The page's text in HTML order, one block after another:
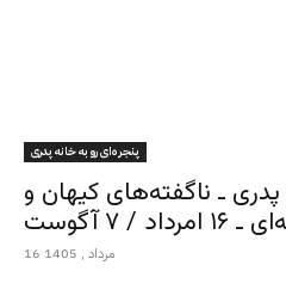
پنجره‌ای رو به خانه پدری
ـ ناگفته‌های کیهان و
/ ۷ آگوست
16 مرداد , 1405